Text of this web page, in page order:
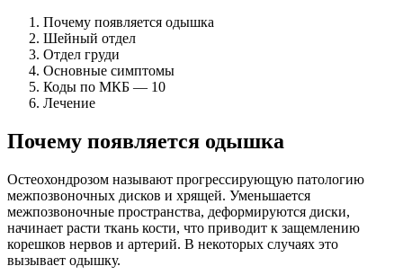
Почему появляется одышка
Шейный отдел
Отдел груди
Основные симптомы
Коды по МКБ — 10
Лечение
Почему появляется одышка
Остеохондрозом называют прогрессирующую патологию
межпозвоночных дисков и хрящей. Уменьшается
межпозвоночные пространства, деформируются диски,
начинает расти ткань кости, что приводит к защемлению
корешков нервов и артерий. В некоторых случаях это
вызывает одышку.